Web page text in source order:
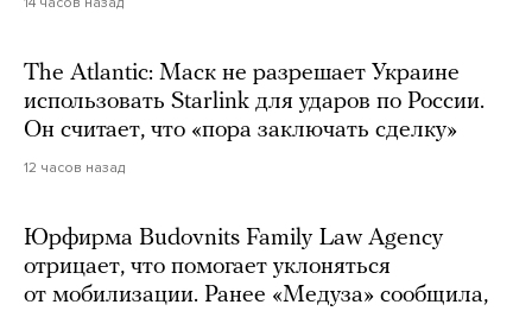
The Atlantic: Маск не разрешает Украине
использовать Starlink для ударов по России.
Он считает, что «пора заключать сделку»
12 часов назад
Юрфирма Budovnits Family Law Agency
отрицает, что помогает уклоняться
от мобилизации. Ранее «Медуза» сообщила,